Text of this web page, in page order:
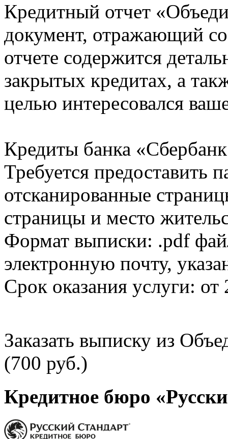
Кредитный отчет
документ, отражающий
отчете содержится
закрытых кредитах, а
целью интересовался
Кредиты банка
Требуется предоставить
отсканированные
страницы и место
Формат выписки: .pdf
электронную почту,
Срок оказания услуги: от
Заказать выписку из
(700 руб.)
Кредитное бюро